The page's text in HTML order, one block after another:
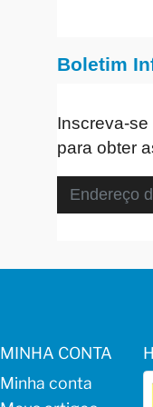
Boletim
Inscreva-
para obter
MINHA CONTA
Minha conta